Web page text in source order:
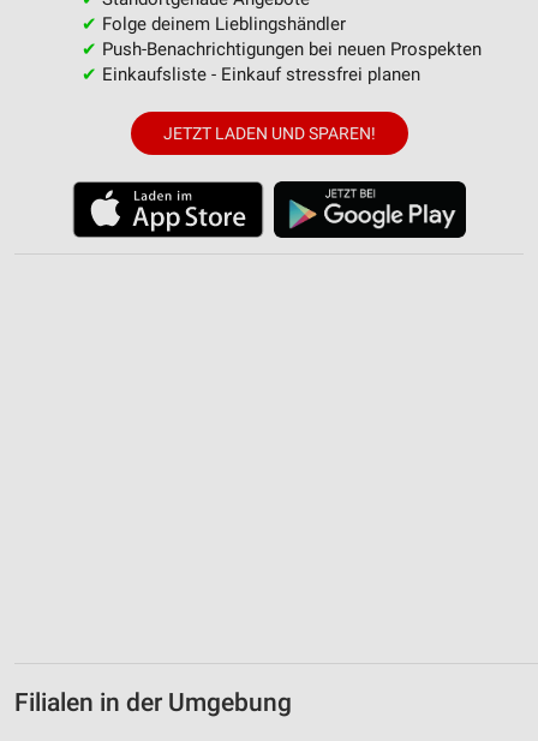
✔ Folge deinem Lieblingshändler
✔ Push-Benachrichtigungen bei neuen Prospekten
✔ Einkaufsliste - Einkauf stressfrei planen
JETZT LADEN UND SPAREN!
Filialen in der Umgebung
Nicht-IAB-Verarbeitungszwecke:
Notwendig
Werbung